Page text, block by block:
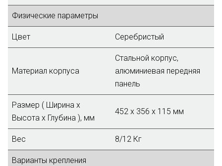
Физические параметры
Цвет Серебристый
Материал корпуса
Стальной корпус,
алюминиевая передняя
панель
Размер ( Ширина х
Высота х Глубина ), мм
452 x 356 x 115 мм
Вес 8/12 Кг
Варианты крепления